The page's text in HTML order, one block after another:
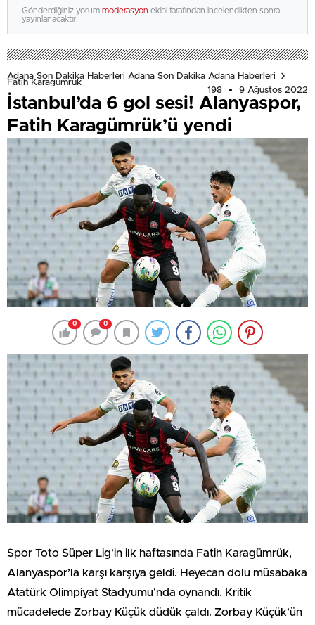
Gönderdiğiniz yorum moderasyon ekibi tarafından incelendikten sonra
yayınlanacaktır.
Adana Son Dakika Haberleri Adana Son Dakika Adana Haberleri
Fatih Karagümrük
198
9 Ağustos 2022
İstanbul’da 6 gol sesi! Alanyaspor,
Fatih Karagümrük’ü yendi
0 0
Spor Toto Süper Lig’in ilk haftasında Fatih Karagümrük,
Alanyaspor’la karşı karşıya geldi. Heyecan dolu müsabaka
Atatürk Olimpiyat Stadyumu’nda oynandı. Kritik
mücadelede Zorbay Küçük düdük çaldı. Zorbay Küçük’ün